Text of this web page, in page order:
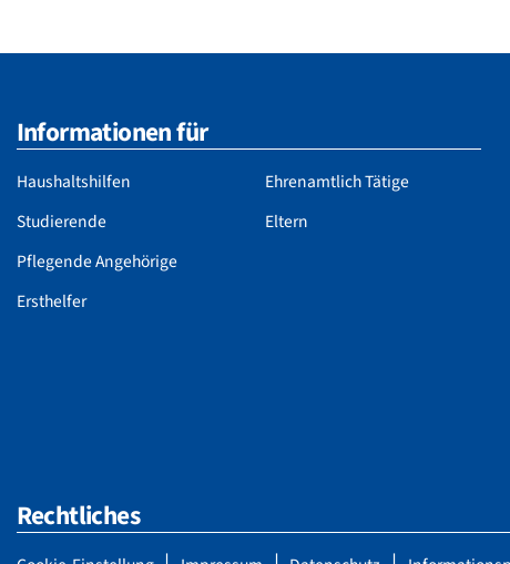
Informationen für
Haushaltshilfen
Studierende
Pflegende Angehörige
Ersthelfer
Ehrenamtlich Tätige
Eltern
Rechtliches